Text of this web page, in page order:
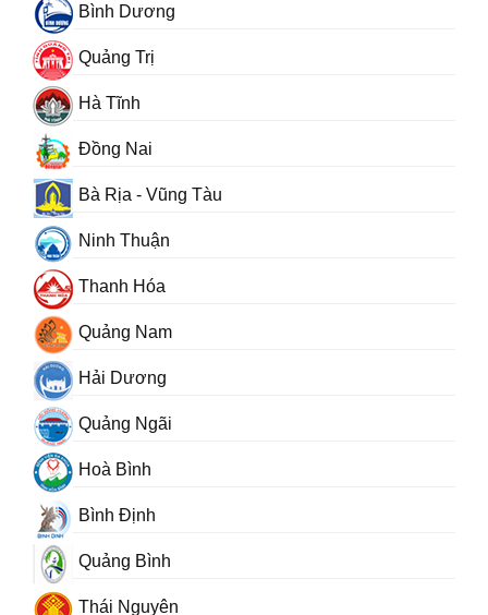
Bình Dương
Quảng Trị
Hà Tĩnh
Đồng Nai
Bà Rịa - Vũng Tàu
Ninh Thuận
Thanh Hóa
Quảng Nam
Hải Dương
Quảng Ngãi
Hoà Bình
Bình Định
Quảng Bình
Thái Nguyên